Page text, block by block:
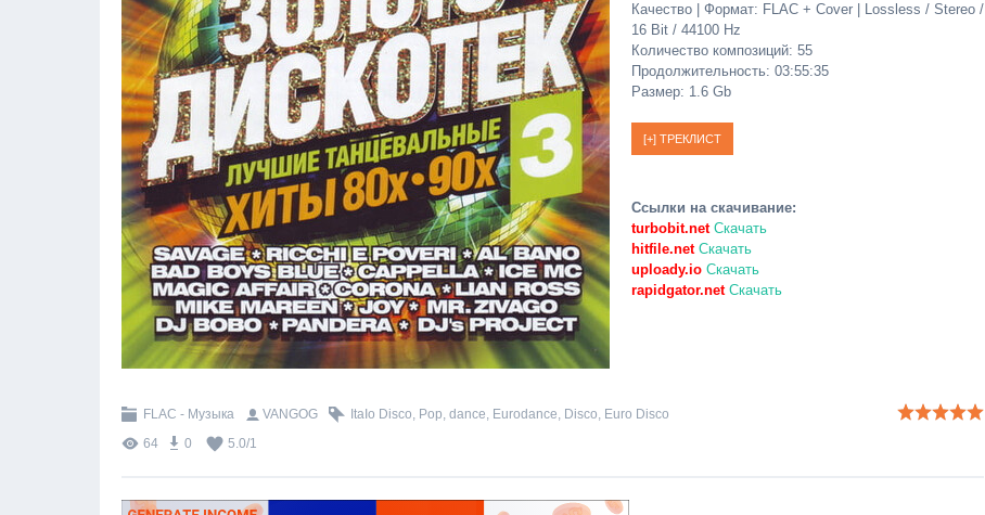
Качество | Формат: FLAC + Cover | Lossless / Stereo /
16 Bit / 44100 Hz
Количество композиций: 55
Продолжительность: 03:55:35
Размер: 1.6 Gb
Ссылки на скачивание:
turbobit.netСкачать
hitfile.netСкачать
uploady.io Скачать
rapidgator.netСкачать
FLAC - Музыка VANGOG ItaIo Disco, Рop, dance, Eurodance, Disco, Euro Disco
64
0 5.0/1